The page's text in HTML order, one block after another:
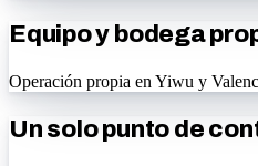
Equipo y bodega
Operación propia en Yiwu y
Un solo punto de